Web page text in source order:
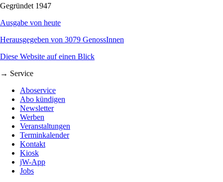
Gegründet 1947
Ausgabe von heute
Herausgegeben von 3079 GenossInnen
Diese Website auf einen Blick
→ Service
Aboservice
Abo kündigen
Newsletter
Werben
Veranstaltungen
Terminkalender
Kontakt
Kiosk
jW-App
Jobs